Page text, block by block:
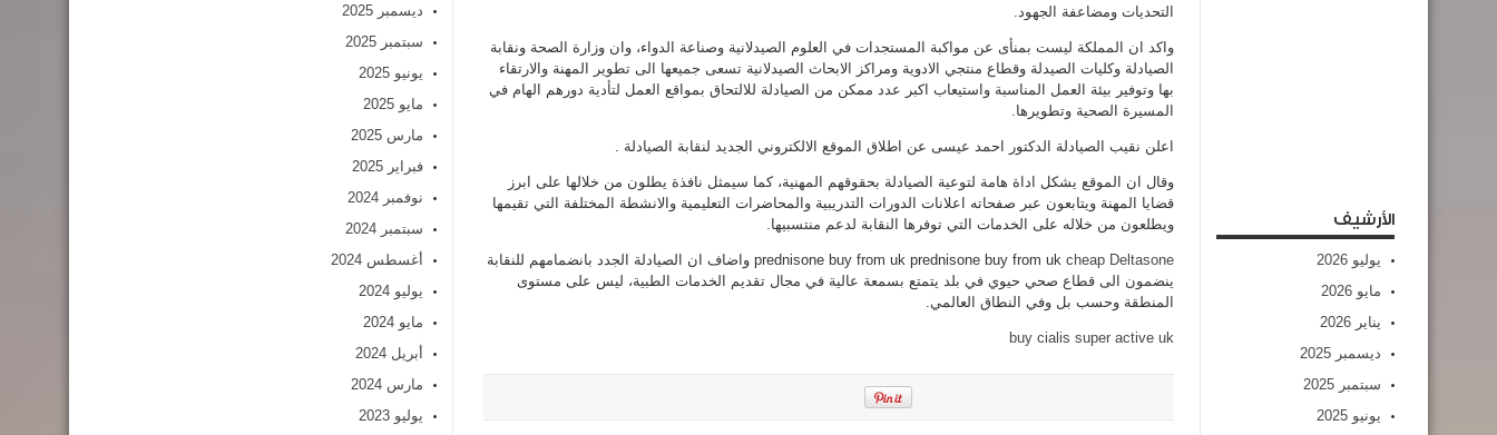
التحديات ومضاعفة الجهود.
واكد ان المملكة ليست بمنأى عن مواكبة المستجدات في العلوم الصيدلانية وصناعة الدواء، وان وزارة الصحة ونقابة
الصيادلة وكليات الصيدلة وقطاع منتجي الادوية ومراكز الابحاث الصيدلانية تسعى جميعها الى تطوير المهنة والارتقاء
بها وتوفير بيئة العمل المناسبة واستيعاب اكبر عدد ممكن من الصيادلة للالتحاق بمواقع العمل لتأدية دورهم الهام في
المسيرة الصحية وتطويرها.
اعلن نقيب الصيادلة الدكتور احمد عيسى عن اطلاق الموقع الالكتروني الجديد لنقابة الصيادلة .
وقال ان الموقع يشكل اداة هامة لتوعية الصيادلة بحقوقهم المهنية، كما سيمثل نافذة يطلون من خلالها على ابرز
قضايا المهنة ويتابعون عبر صفحاته اعلانات الدورات التدريبية والمحاضرات التعليمية والانشطة المختلفة التي تقيمها
ويطلعون من خلاله على الخدمات التي توفرها النقابة لدعم منتسبيها.
prednisone buy from uk prednisone buy from uk cheap Deltasone
واضاف ان الصيادلة الجدد بانضمامهم للنقابة
ينضمون الى قطاع صحي حيوي في بلد يتمتع بسمعة عالية في مجال تقديم الخدمات الطبية، ليس على مستوى
المنطقة وحسب بل وفي النطاق العالمي.
buy cialis super active uk
الأرشيف
يوليو 2026
مايو 2026
يناير 2026
ديسمبر 2025
سبتمبر 2025
يونيو 2025
ديسمبر 2025
سبتمبر 2025
يونيو 2025
مايو 2025
مارس 2025
فبراير 2025
نوفمبر 2024
سبتمبر 2024
أغسطس 2024
يوليو 2024
مايو 2024
أبريل 2024
مارس 2024
يوليو 2023